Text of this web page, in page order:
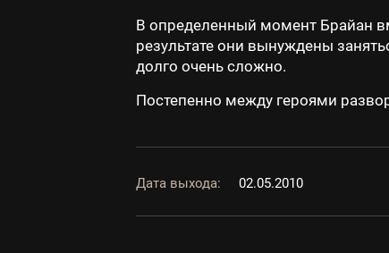
В определенный момент Брайан
результате они вынуждены
долго очень сложно.
Постепенно между героями
Дата выхода: 02.05.2010